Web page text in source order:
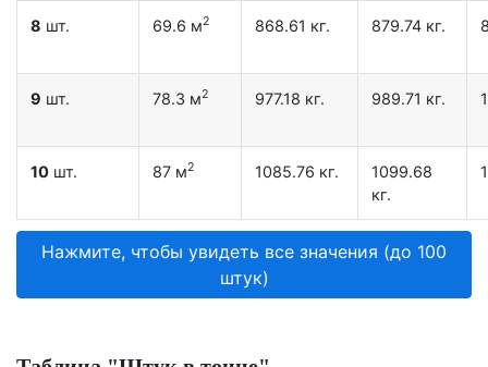
8 шт. 69.6 м2 868.61 кг. 879.74 кг.
9 шт. 78.3 м2 977.18 кг. 989.71 кг.
10 шт. 87 м2 1085.76 кг.
1099.68
кг.
Нажмите, чтобы увидеть все значения (до 100
штук)